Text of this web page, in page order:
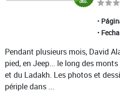
Pendant plusieurs mois, David
pied, en Jeep... le long des
et du Ladakh. Les photos et
périple dans ...